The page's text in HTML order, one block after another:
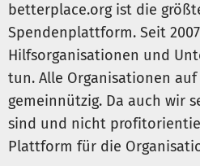
Spendenbedarf:
Um in kleineren Gruppen
und Auftritte einen Pianisten zu
individuelle Förderung durch
können, ist der Chor auf
soll jedoch für alle Kinder
finanziellen Möglichkeiten der
betterplace.org ist die
Spendenplattform. Seit
Hilfsorganisationen und
tun. Alle Organisationen
gemeinnützig. Da auch wir
sind und nicht
Plattform für die